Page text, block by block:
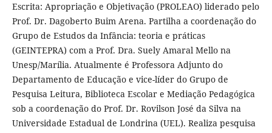
Escrita: Apropriação e Objetivação (PROLEAO) liderado pelo
Prof. Dr. Dagoberto Buim Arena. Partilha a coordenação do
Grupo de Estudos da Infância: teoria e práticas
(GEINTEPRA) com a Prof. Dra. Suely Amaral Mello na
Unesp/Marília. Atualmente é Professora Adjunto do
Departamento de Educação e vice-líder do Grupo de
Pesquisa Leitura, Biblioteca Escolar e Mediação Pedagógica
sob a coordenação do Prof. Dr. Rovilson José da Silva na
Universidade Estadual de Londrina (UEL). Realiza pesquisa